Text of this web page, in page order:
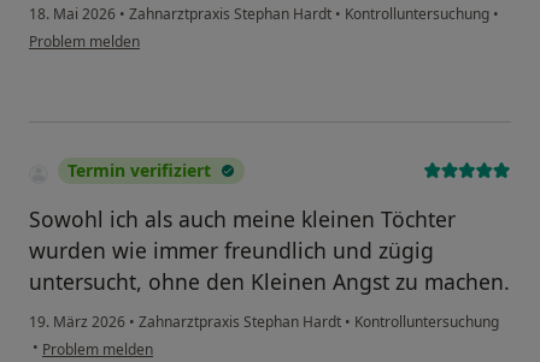
18. Mai 2026 • Zahnarztpraxis Stephan Hardt • Kontrolluntersuchung •
Problem melden
Termin verifiziert
Sowohl ich als auch meine kleinen Töchter
wurden wie immer freundlich und zügig
untersucht, ohne den Kleinen Angst zu machen.
19. März 2026 • Zahnarztpraxis Stephan Hardt • Kontrolluntersuchung
• Problem melden